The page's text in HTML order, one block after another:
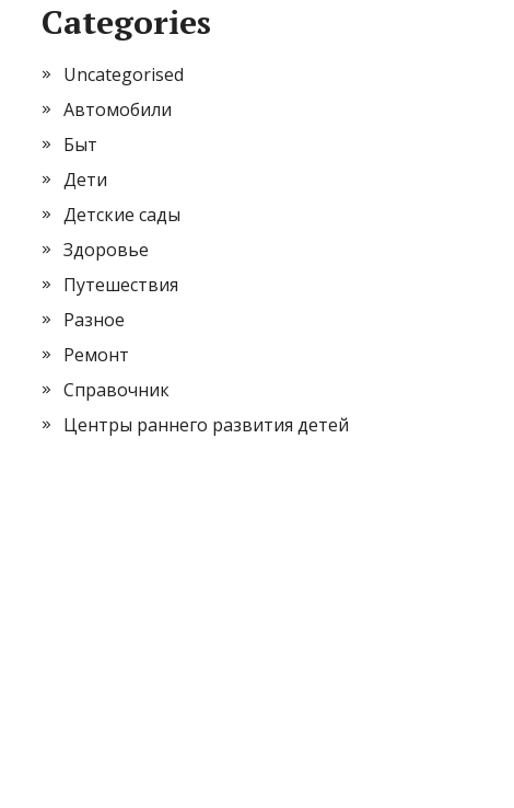
Categories
Uncategorised
Автомобили
Быт
Дети
Детские сады
Здоровье
Путешествия
Разное
Ремонт
Справочник
Центры раннего развития детей